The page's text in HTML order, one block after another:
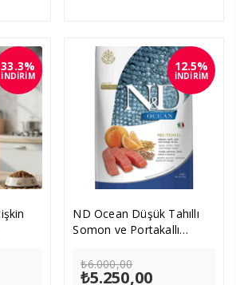
33.3%
İNDİRİM
ND Ocean Düşük Tahıllı
Somon ve Portakallı
Maması 10kg
₺6.000,00Orijinal
fiyat:
₺5.250,00Şu
12.5%
İNDİRİM